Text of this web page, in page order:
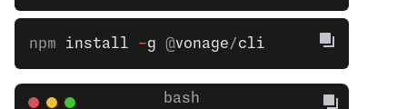
npm install -g @vonage/cli